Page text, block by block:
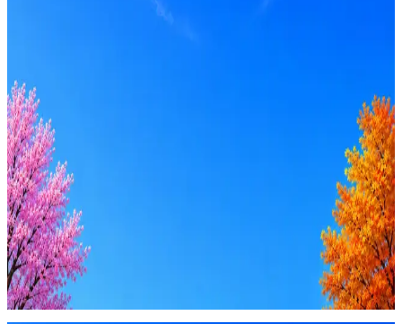
Будьте осторожны: если работодатель просит войти через
Google, iCloud или Госуслуги, прислать код или пароль,
запустить ПО или перевести деньги — это мошенники.
Жмите Пожаловаться